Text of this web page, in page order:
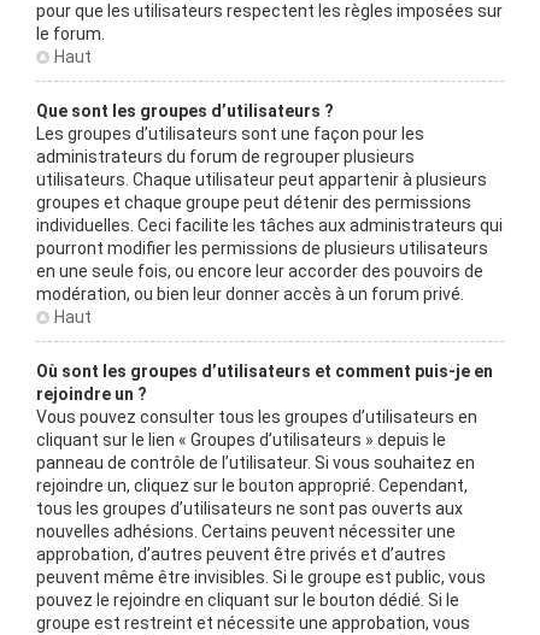
pour que les utilisateurs respectent les règles imposées sur
le forum.
Haut
Que sont les groupes d’utilisateurs ?
Les groupes d’utilisateurs sont une façon pour les
administrateurs du forum de regrouper plusieurs
utilisateurs. Chaque utilisateur peut appartenir à plusieurs
groupes et chaque groupe peut détenir des permissions
individuelles. Ceci facilite les tâches aux administrateurs qui
pourront modifier les permissions de plusieurs utilisateurs
en une seule fois, ou encore leur accorder des pouvoirs de
modération, ou bien leur donner accès à un forum privé.
Haut
Où sont les groupes d’utilisateurs et comment puis-je en
rejoindre un ?
Vous pouvez consulter tous les groupes d’utilisateurs en
cliquant sur le lien « Groupes d’utilisateurs » depuis le
panneau de contrôle de l’utilisateur. Si vous souhaitez en
rejoindre un, cliquez sur le bouton approprié. Cependant,
tous les groupes d’utilisateurs ne sont pas ouverts aux
nouvelles adhésions. Certains peuvent nécessiter une
approbation, d’autres peuvent être privés et d’autres
peuvent même être invisibles. Si le groupe est public, vous
pouvez le rejoindre en cliquant sur le bouton dédié. Si le
groupe est restreint et nécessite une approbation, vous